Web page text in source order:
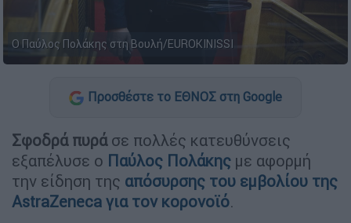
Ο Παύλος Πολάκης στη Βουλή/EUROKINISSI
Προσθέστε το ΕΘΝΟΣ στη Google
Σφοδρά πυράσε πολλές κατευθύνσεις
εξαπέλυσε ο Παύλος Πολάκης με αφορμή
την είδηση της απόσυρσης του εμβολίου της
AstraZeneca για τον κορονοϊό.